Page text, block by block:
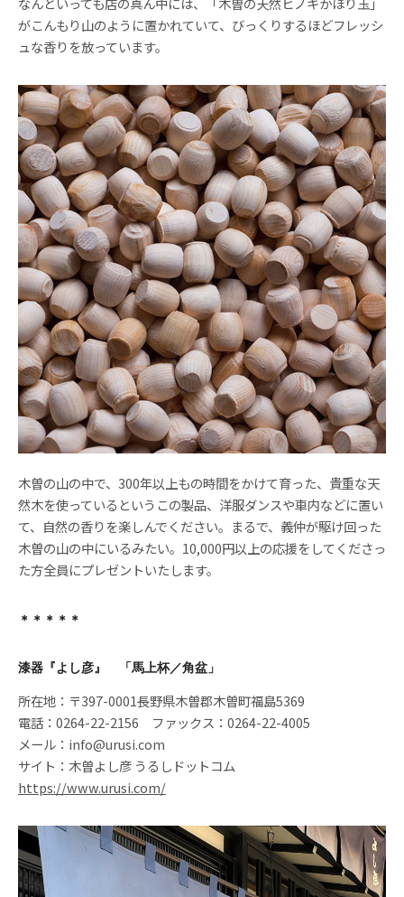
がこんもり山のように置かれていて、びっくりするほどフレッシ
ュな香りを放っています。
木曽の山の中で、300年以上もの時間をかけて育った、貴重な天
然木を使っているというこの製品、洋服ダンスや車内などに置い
て、自然の香りを楽しんでください。まるで、義仲が駆け回った
木曽の山の中にいるみたい。10,000円以上の応援をしてくださっ
た方全員にプレゼントいたします。
＊＊＊＊＊
漆器『よし彦』 「馬上杯／角盆」
所在地：〒397-0001長野県木曽郡木曽町福島5369
電話：0264-22-2156 ファックス：0264-22-4005
メール：info@urusi.com
サイト：木曽よし彦 うるしドットコム
https://www.urusi.com/